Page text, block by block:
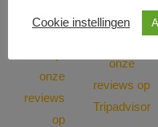
Cookie instellingen